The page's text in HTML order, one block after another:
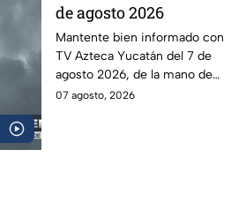
de agosto 2026
Mantente bien informado con
TV Azteca Yucatán del 7 de
agosto 2026, de la mano de
Lily Camino.
07 agosto, 2026